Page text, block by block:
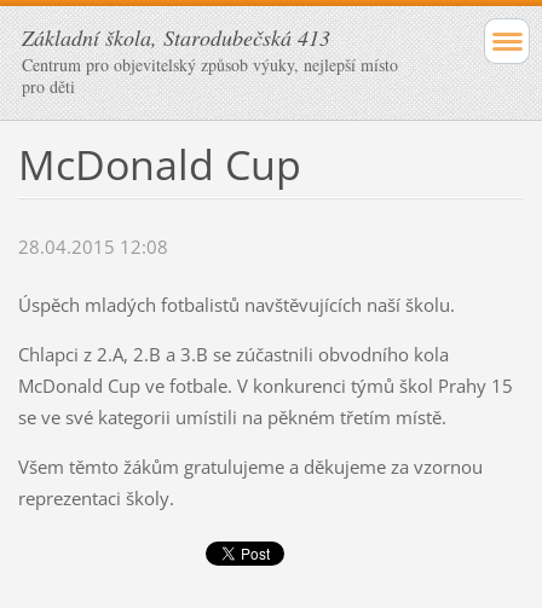
Základní škola, Starodubečská 413
Centrum pro objevitelský způsob výuky, nejlepší místo
pro děti
McDonald Cup
28.04.2015 12:08
Úspěch mladých fotbalistů navštěvujících naší školu.
Chlapci z 2.A, 2.B a 3.B se zúčastnili obvodního kola
McDonald Cup ve fotbale. V konkurenci týmů škol Prahy 15
se ve své kategorii umístili na pěkném třetím místě.
Všem těmto žákům gratulujeme a děkujeme za vzornou
reprezentaci školy.